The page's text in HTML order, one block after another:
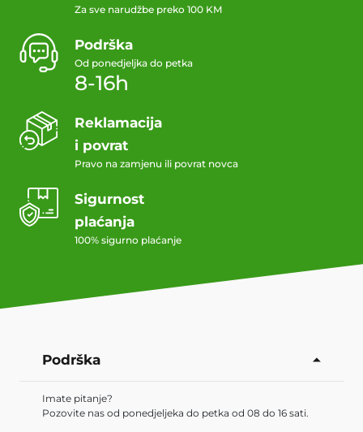
Za sve narudžbe preko 100 KM
Podrška
Od ponedjeljka do petka
8-16h
Reklamacija
i povrat
Pravo na zamjenu ili povrat novca
Sigurnost
plaćanja
100% sigurno plaćanje
Podrška
Imate pitanje?
Pozovite nas od ponedjeljeka do petka od 08 do 16 sati.